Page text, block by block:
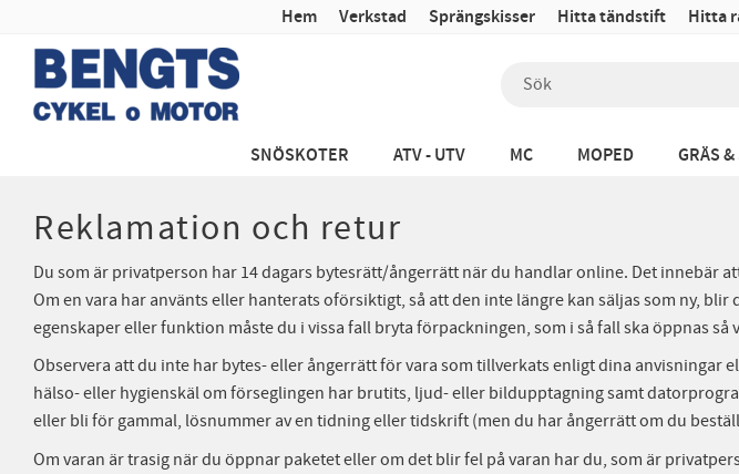
Hem Verkstad Sprängskisser Hitta tändstift Hitta
SNÖSKOTER ATV - UTV MC MOPED GRÄS &
Reklamation och retur
Du som är privatperson har 14 dagars bytesrätt/ångerrätt när du handlar online. Det innebär
Om en vara har använts eller hanterats oförsiktigt, så att den inte längre kan säljas som ny,
egenskaper eller funktion måste du i vissa fall bryta förpackningen, som i så fall ska öppnas
Observera att du inte har bytes- eller ångerrätt för vara som tillverkats enligt dina
hälso- eller hygienskäl om förseglingen har brutits, ljud- eller bildupptagning samt
eller bli för gammal, lösnummer av en tidning eller tidskrift (men du har ångerrätt om du
Om varan är trasig när du öppnar paketet eller om det blir fel på varan har du, som är